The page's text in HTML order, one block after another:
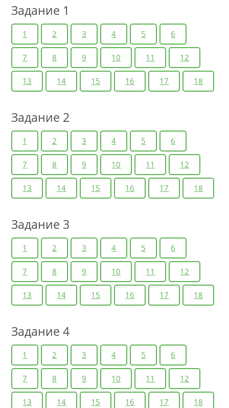
Задание 1
1 2 3 4 5 6
7 8 9 10 11 12
13 14 15 16 17 18
Задание 2
1 2 3 4 5 6
7 8 9 10 11 12
13 14 15 16 17 18
Задание 3
1 2 3 4 5 6
7 8 9 10 11 12
13 14 15 16 17 18
Задание 4
1 2 3 4 5 6
7 8 9 10 11 12
13 14 15 16 17 18